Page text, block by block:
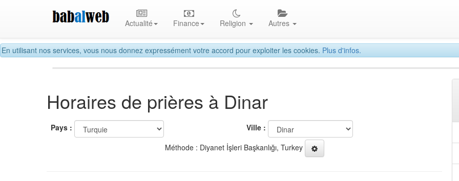
En utilisant nos services, vous nous donnez expressément votre accord pour exploiter les cookies. Plus d'infos.
Actualité Finance Religion Autres
Horaires de prières à Dinar
Pays :
Ville :
Méthode : Diyanet İşleri Başkanlığı, Turkey